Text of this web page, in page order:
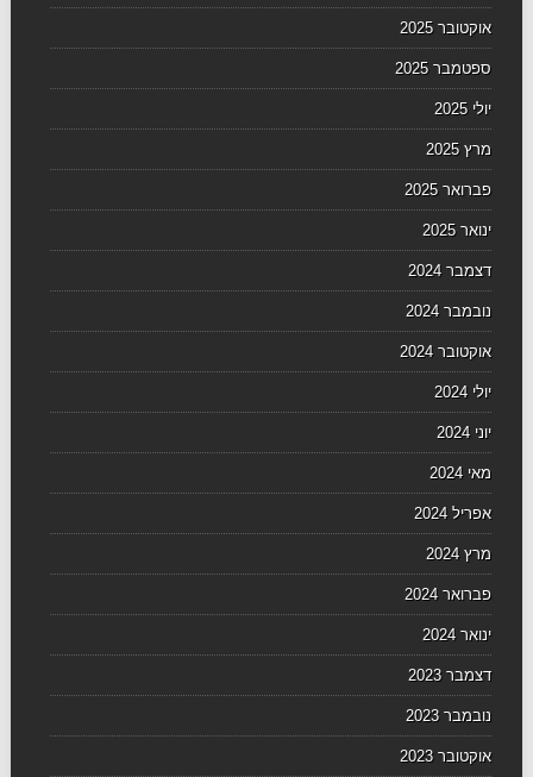
אוקטובר 2025
ספטמבר 2025
יולי 2025
מרץ 2025
פברואר 2025
ינואר 2025
דצמבר 2024
נובמבר 2024
אוקטובר 2024
יולי 2024
יוני 2024
מאי 2024
אפריל 2024
מרץ 2024
פברואר 2024
ינואר 2024
דצמבר 2023
נובמבר 2023
אוקטובר 2023